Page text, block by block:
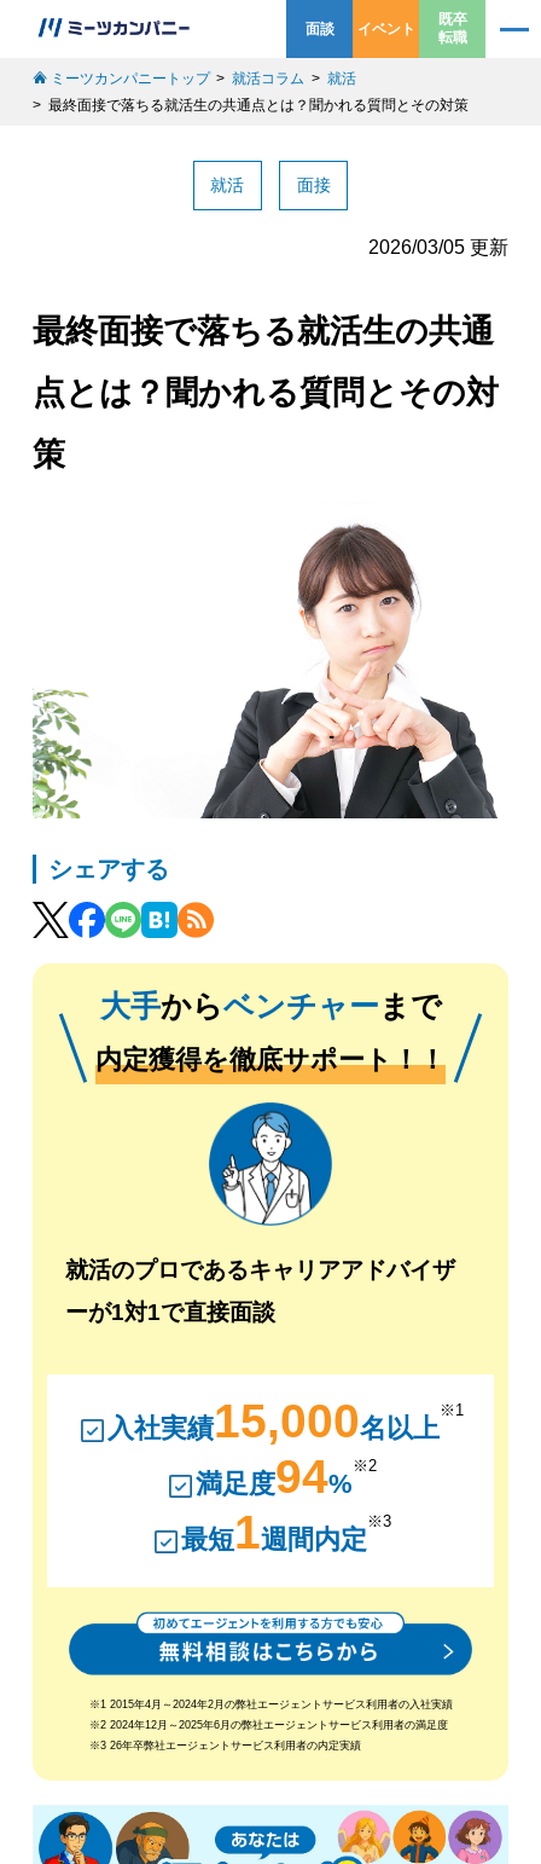
面談 イベント
既卒
転職
ミーツカンパニートップ 就活コラム
就活
最終面接で落ちる就活生の共通点とは？聞かれる質問とその対策
就活 面接
2026/03/05 更新
最終面接で落ちる就活生の共通
点とは？聞かれる質問とその対
策
シェアする
大手からベンチャー まで
内定獲得を徹底サポート！！
就活のプロであるキャリアアドバイザ
ーが1対1で直接面談
入社実績15,000名以上
※1
満足度94%
※2
最短1週間内定
※3
※1 2015年4月～2024年2月の弊社エージェントサービス利用者の入社実績
※2 2024年12月～2025年6月の弊社エージェントサービス利用者の満足度
※3 26年卒弊社エージェントサービス利用者の内定実績